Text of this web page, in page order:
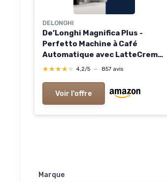
DELONGHI
De’Longhi Magnifica Plus -
Perfetto Machine à Café
Automatique avec LatteCrema
Mousseur à Lait Automatique,
Touche, Écran Touch Couleurs,
Argent et Noir
★★★★★
★★★★★ 4,2/5 — 857 avis
Voir l'offre
Marque